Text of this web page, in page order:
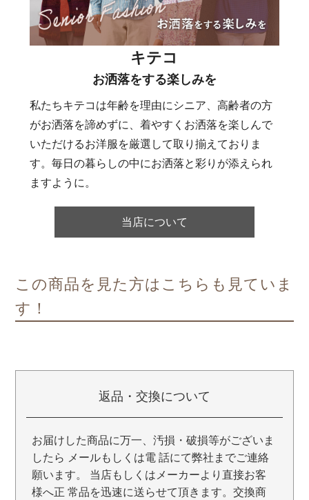
キテコ
お洒落をする楽しみを
私たちキテコは年齢を理由にシニア、高齢者の方
がお洒落を諦めずに、着やすくお洒落を楽しんで
いただけるお洋服を厳選して取り揃えておりま
す。毎日の暮らしの中にお洒落と彩りが添えられ
ますように。
当店について
この商品を見た方はこちらも見ていま
す！
返品・交換について
お届けした商品に万一、汚損・破損等がございま
したら メールもしくは電 話にて弊社までご連絡
願います。 当店もしくはメーカーより直接お客
様へ正 常品を迅速に送らせて頂きます。交換商